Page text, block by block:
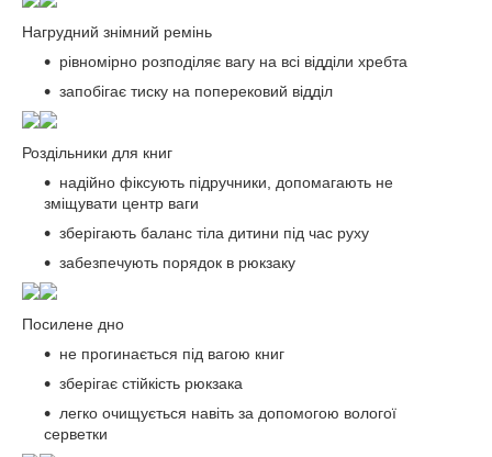
Нагрудний знімний ремінь
рівномірно розподіляє вагу на всі відділи хребта
запобігає тиску на поперековий відділ
Роздільники для книг
надійно фіксують підручники, допомагають не
зміщувати центр ваги
зберігають баланс тіла дитини під час руху
забезпечують порядок в рюкзаку
Посилене дно
не прогинається під вагою книг
зберігає стійкість рюкзака
легко очищується навіть за допомогою вологої
серветки